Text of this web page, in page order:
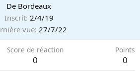
De Bordeaux
Inscrit 2/4/19
vue 27/7/22
Score de réaction
0
Points
0